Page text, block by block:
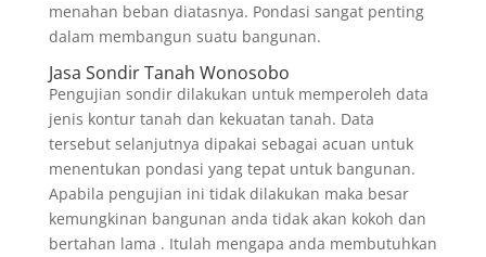
menahan beban diatasnya. Pondasi sangat penting
dalam membangun suatu bangunan.
Jasa Sondir Tanah Wonosobo
Pengujian sondir dilakukan untuk memperoleh data
jenis kontur tanah dan kekuatan tanah. Data
tersebut selanjutnya dipakai sebagai acuan untuk
menentukan pondasi yang tepat untuk bangunan.
Apabila pengujian ini tidak dilakukan maka besar
kemungkinan bangunan anda tidak akan kokoh dan
bertahan lama . Itulah mengapa anda membutuhkan